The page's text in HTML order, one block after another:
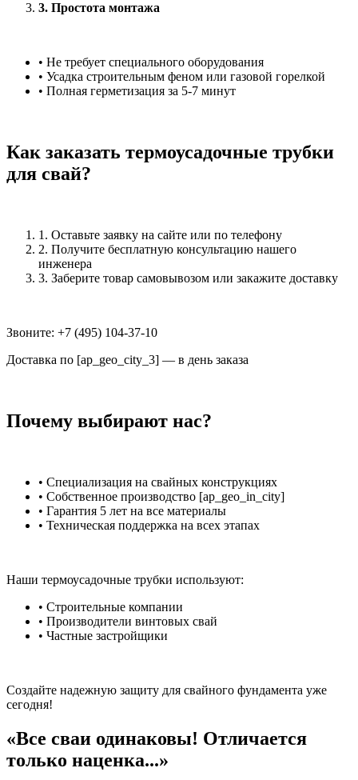
3. Простота монтажа
• Не требует специального оборудования
• Усадка строительным феном или газовой горелкой
• Полная герметизация за 5-7 минут
Как заказать термоусадочные трубки
для свай?
1. Оставьте заявку на сайте или по телефону
2. Получите бесплатную консультацию нашего
инженера
3. Заберите товар самовывозом или закажите доставку
Звоните: +7 (495) 104-37-10
Доставка по [ap_geo_city_3] — в день заказа
Почему выбирают нас?
• Специализация на свайных конструкциях
• Собственное производство [ap_geo_in_city]
• Гарантия 5 лет на все материалы
• Техническая поддержка на всех этапах
Наши термоусадочные трубки используют:
• Строительные компании
• Производители винтовых свай
• Частные застройщики
Создайте надежную защиту для свайного фундамента уже
сегодня!
«Все сваи одинаковы! Отличается
только наценка...»